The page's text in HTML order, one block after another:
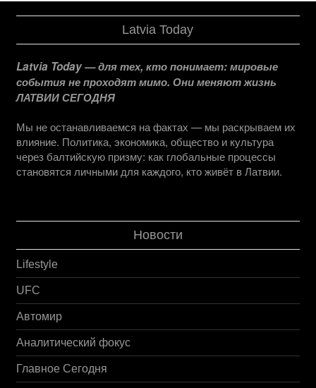
Latvia Today
Latvia Today — для тех, кто понимает: мировые
события не проходят мимо. Они меняют жизнь
ЛАТВИИ СЕГОДНЯ
Мы не останавливаемся на фактах — мы раскрываем их
влияние. Политика, экономика, общество и культура
через балтийскую призму: как глобальные процессы
становятся личными для каждого, кто живёт в Латвии.
Новости
Lifestyle
UFC
Автомир
Аналитический фокус
Главное Сегодня